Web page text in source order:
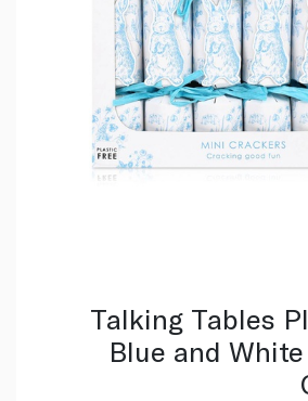
Talking Tables
Blue and